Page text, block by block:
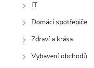
IT
Domácí spotřebiče
Zdraví a krása
Vybavení obchodů